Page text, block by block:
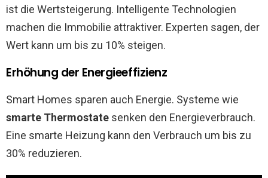
ist die Wertsteigerung. Intelligente Technologien
machen die Immobilie attraktiver. Experten sagen, der
Wert kann um bis zu 10% steigen.
Erhöhung der Energieeffizienz
Smart Homes sparen auch Energie. Systeme wie
smarte Thermostate senken den Energieverbrauch.
Eine smarte Heizung kann den Verbrauch um bis zu
30% reduzieren.